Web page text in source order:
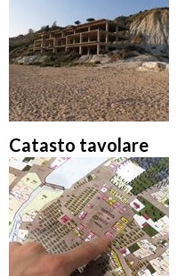
Catasto tavolare